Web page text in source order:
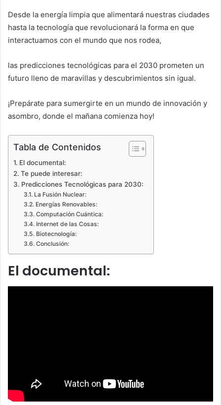
Desde la energía limpia que alimentará nuestras ciudades
hasta la tecnología que revolucionará la forma en que
interactuamos con el mundo que nos rodea,
las predicciones tecnológicas para el 2030 prometen un
futuro lleno de maravillas y descubrimientos sin igual.
¡Prepárate para sumergirte en un mundo de innovación y
asombro, donde el mañana comienza hoy!
Tabla de Contenidos
El documental:
Te puede interesar:
Predicciones Tecnológicas para 2030:
La Fusión Nuclear:
Energías Renovables:
Computación Cuántica:
Internet de las Cosas:
Biotecnología:
Conclusión:
El documental: